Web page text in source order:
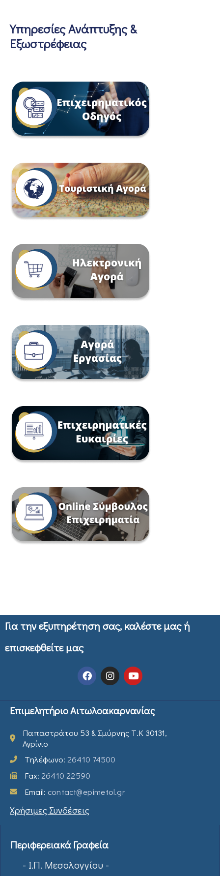
Υπηρεσίες Ανάπτυξης &
Εξωστρέφειας
Για την εξυπηρέτηση σας, καλέστε μας ή
επισκεφθείτε μας
Επιμελητήριο Αιτωλοακαρνανίας
Παπαστράτου 53 & Σμύρνης Τ.Κ 30131,
Αγρίνιο
Τηλέφωνο: 26410 74500
Fax: 26410 22590
Email: contact@epimetol.gr
Χρήσιμες Συνδέσεις
Περιφερειακά Γραφεία
- Ι.Π. Μεσολογγίου -